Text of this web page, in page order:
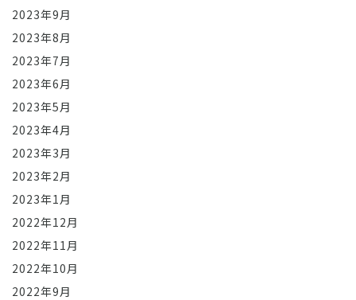
2023年9月
2023年8月
2023年7月
2023年6月
2023年5月
2023年4月
2023年3月
2023年2月
2023年1月
2022年12月
2022年11月
2022年10月
2022年9月